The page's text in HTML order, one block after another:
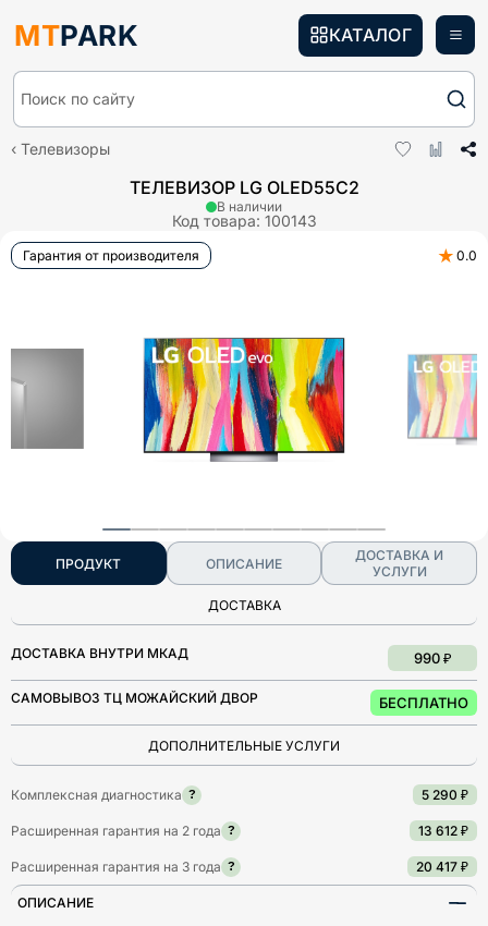
MTPARK
Поиск по сайту
КАТАЛОГ
Телевизоры
ТЕЛЕВИЗОР LG OLED55C2
Код товара: 100143
В наличии
Гарантия от производителя ★ 0.0
ПРОДУКТ ОПИСАНИЕ
ДОСТАВКА И
УСЛУГИ
ДОСТАВКА
ДОСТАВКА ВНУТРИ МКАД 990 ₽
САМОВЫВОЗ ТЦ МОЖАЙСКИЙ ДВОР БЕСПЛАТНО
ДОПОЛНИТЕЛЬНЫЕ УСЛУГИ
Комплексная диагностика ? 5 290 ₽
Расширенная гарантия на 2 года ? 13 612 ₽
Расширенная гарантия на 3 года ? 20 417 ₽
ОПИСАНИЕ